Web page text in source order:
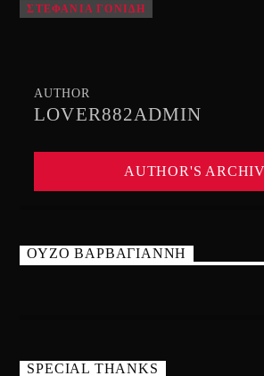
ΣΤΕΦΑΝΙΑ ΓΟΝΙΔΗ
AUTHOR
LOVER882ADMIN
AUTHOR'S
ΟΥΖΟ ΒΑΡΒΑΓΙΑΝΝΗ
SPECIAL THANKS